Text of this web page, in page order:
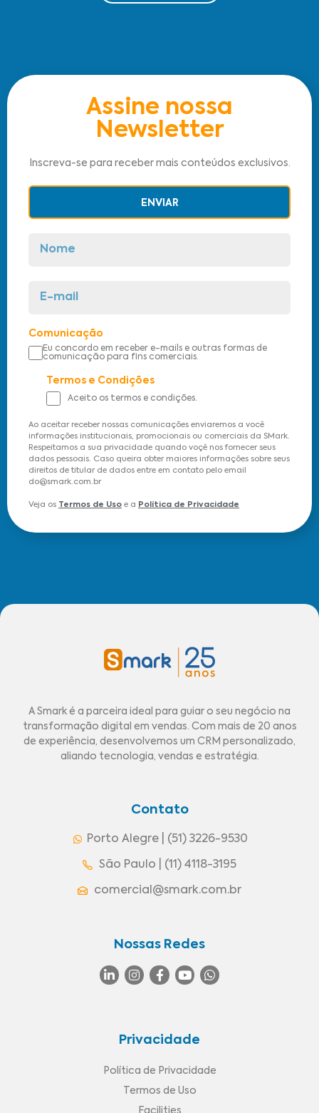
Assine nossa
Newsletter
Inscreva-se para receber mais conteúdos exclusivos.
Comunicação
Eu concordo em receber e-mails e outras formas de
comunicação para fins comerciais.
Termos e Condições
Aceito os termos e condições.
Ao aceitar receber nossas comunicações enviaremos a você
informações institucionais, promocionais ou comerciais da SMark.
Respeitamos a sua privacidade quando voçê nos fornecer seus
dados pessoais. Caso queira obter maiores informações sobre seus
direitos de titular de dados entre em contato pelo email
do@smark.com.br
Veja os Termos de Uso e a Política de Privacidade
ENVIAR
A Smark é a parceira ideal para guiar o seu negócio na
transformação digital em vendas. Com mais de 20 anos
de experiência, desenvolvemos um CRM personalizado,
aliando tecnologia, vendas e estratégia.
Contato
Porto Alegre | (51) 3226-9530
São Paulo | (11) 4118-3195
comercial@smark.com.br
Nossas Redes
Privacidade
Política de Privacidade
Termos de Uso
Facilities